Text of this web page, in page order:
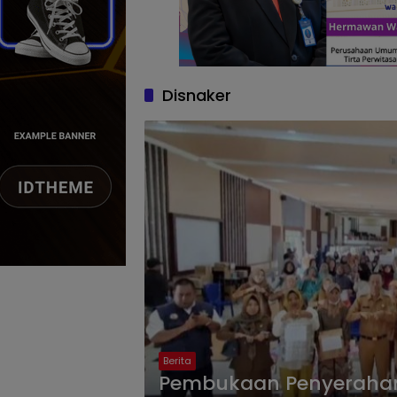
Disnaker
Berita
Pembukaan